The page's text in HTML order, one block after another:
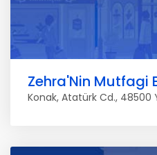
Zehra'Nin Mutfagi
Konak, Atatürk Cd.,